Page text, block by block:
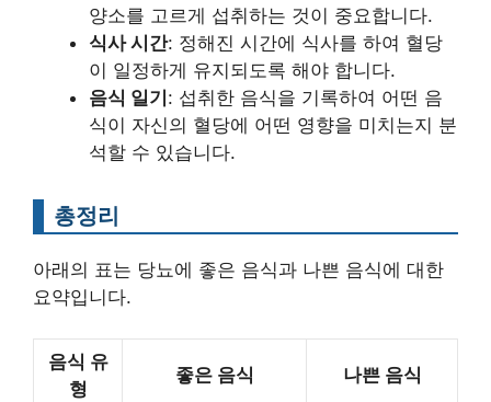
양소를 고르게 섭취하는 것이 중요합니다.
식사 시간: 정해진 시간에 식사를 하여 혈당
이 일정하게 유지되도록 해야 합니다.
음식 일기: 섭취한 음식을 기록하여 어떤 음
식이 자신의 혈당에 어떤 영향을 미치는지 분
석할 수 있습니다.
총정리
아래의 표는 당뇨에 좋은 음식과 나쁜 음식에 대한
요약입니다.
음식 유
형
좋은 음식 나쁜 음식